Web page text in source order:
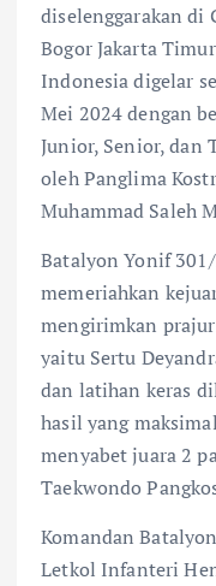
diselenggarakan di
Bogor Jakarta
Indonesia digelar
Mei 2024 dengan
Junior, Senior, dan
oleh Panglima
Muhammad Saleh
Batalyon Yonif
memeriahkan
mengirimkan
yaitu Sertu
dan latihan keras
hasil yang
menyabet juara 2
Taekwondo
Komandan
Letkol Infanteri